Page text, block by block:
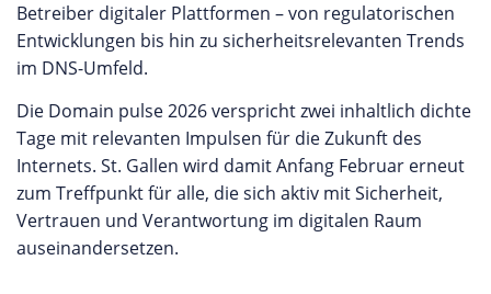
Betreiber digitaler Plattformen – von regulatorischen
Entwicklungen bis hin zu sicherheitsrelevanten Trends
im DNS-Umfeld.
Die Domain pulse 2026 verspricht zwei inhaltlich dichte
Tage mit relevanten Impulsen für die Zukunft des
Internets. St. Gallen wird damit Anfang Februar erneut
zum Treffpunkt für alle, die sich aktiv mit Sicherheit,
Vertrauen und Verantwortung im digitalen Raum
auseinandersetzen.